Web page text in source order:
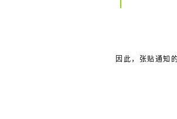
因此，张贴通知